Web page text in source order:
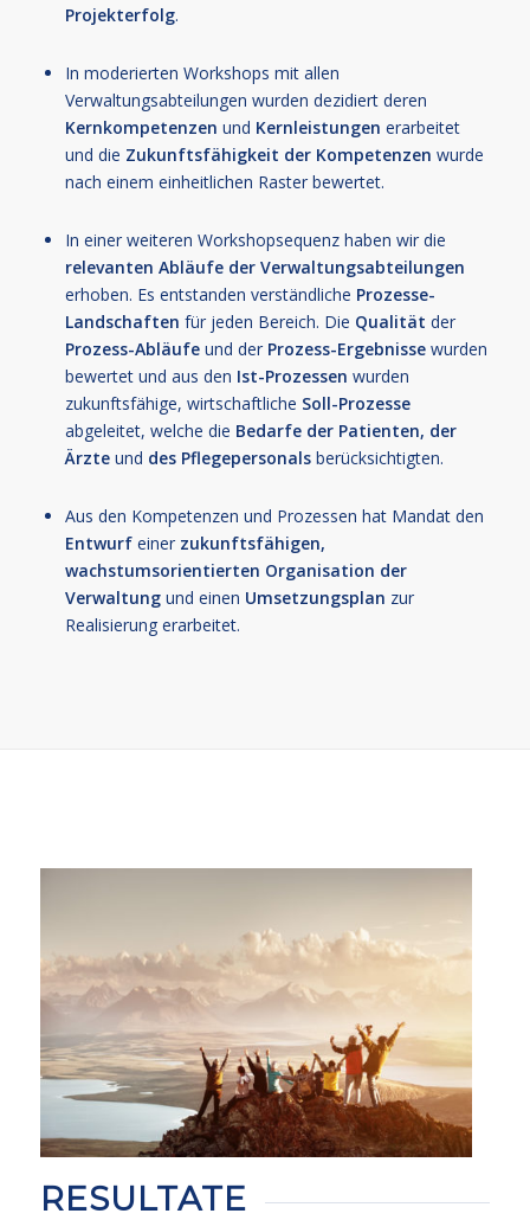
Projekterfolg.
In moderierten Workshops mit allen
Verwaltungsabteilungen wurden dezidiert deren
Kernkompetenzen und Kernleistungen erarbeitet
und die Zukunftsfähigkeit der Kompetenzen wurde
nach einem einheitlichen Raster bewertet.
In einer weiteren Workshopsequenz haben wir die
relevanten Abläufe der Verwaltungsabteilungen
erhoben. Es entstanden verständliche Prozesse-
Landschaften für jeden Bereich. Die Qualität der
Prozess-Abläufeund der Prozess-Ergebnissewurden
bewertet und aus den Ist-Prozessen wurden
zukunftsfähige, wirtschaftliche Soll-Prozesse
abgeleitet, welche die Bedarfe der Patienten, der
Ärzteund des Pflegepersonalsberücksichtigten.
Aus den Kompetenzen und Prozessen hat Mandat den
Entwurfeiner zukunftsfähigen,
wachstumsorientierten Organisation der
Verwaltungund einen Umsetzungsplan zur
Realisierung erarbeitet.
RESULTATE